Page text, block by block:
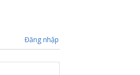
Đăng nhập